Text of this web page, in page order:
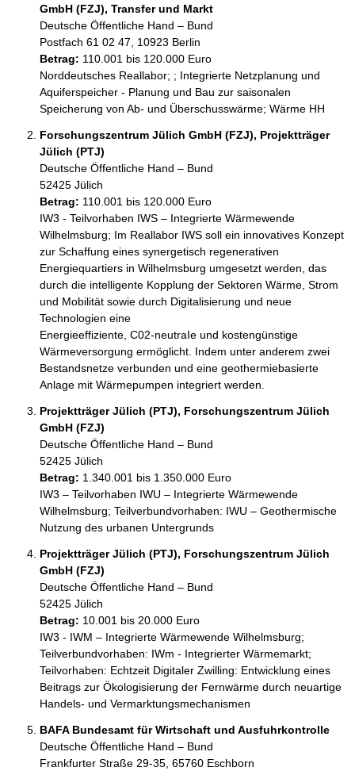
GmbH (FZJ), Transfer und Markt
Deutsche Öffentliche Hand – Bund
Postfach 61 02 47, 10923 Berlin
Betrag: 110.001 bis 120.000 Euro
Norddeutsches Reallabor; ; Integrierte Netzplanung und
Aquiferspeicher - Planung und Bau zur saisonalen
Speicherung von Ab- und Überschusswärme; Wärme HH
Forschungszentrum Jülich GmbH (FZJ), Projektträger
Jülich (PTJ)
Deutsche Öffentliche Hand – Bund
52425 Jülich
Betrag: 110.001 bis 120.000 Euro
IW3 - Teilvorhaben IWS – Integrierte Wärmewende
Wilhelmsburg; Im Reallabor IWS soll ein innovatives Konzept
zur Schaffung eines synergetisch regenerativen
Energiequartiers in Wilhelmsburg umgesetzt werden, das
durch die intelligente Kopplung der Sektoren Wärme, Strom
und Mobilität sowie durch Digitalisierung und neue
Technologien eine
Energieeffiziente, C02-neutraIe und kostengünstige
Wärmeversorgung ermöglicht. Indem unter anderem zwei
Bestandsnetze verbunden und eine geothermiebasierte
Projektträger Jülich (PTJ), Forschungszentrum Jülich
GmbH (FZJ)
Deutsche Öffentliche Hand – Bund
52425 Jülich
Betrag: 1.340.001 bis 1.350.000 Euro
IW3 – Teilvorhaben IWU – Integrierte Wärmewende
Wilhelmsburg; Teilverbundvorhaben: IWU – Geothermische
Nutzung des urbanen Untergrunds
Projektträger Jülich (PTJ), Forschungszentrum Jülich
GmbH (FZJ)
Deutsche Öffentliche Hand – Bund
52425 Jülich
Betrag: 10.001 bis 20.000 Euro
IW3 - IWM – Integrierte Wärmewende Wilhelmsburg;
Teilverbundvorhaben: IWm - Integrierter Wärmemarkt;
Teilvorhaben: Echtzeit Digitaler Zwilling: Entwicklung eines
Beitrags zur Ökologisierung der Fernwärme durch neuartige
Handels- und Vermarktungsmechanismen
BAFA Bundesamt für Wirtschaft und Ausfuhrkontrolle
Deutsche Öffentliche Hand – Bund
Frankfurter Straße 29-35, 65760 Eschborn